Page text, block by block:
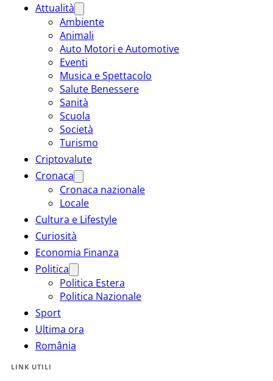
Attualità
Ambiente
Animali
Auto Motori e Automotive
Eventi
Musica e Spettacolo
Salute Benessere
Sanità
Scuola
Società
Turismo
Criptovalute
Cronaca
Cronaca nazionale
Locale
Cultura e Lifestyle
Curiosità
Economia Finanza
Politica
Politica Estera
Politica Nazionale
Sport
Ultima ora
România
LINK UTILI